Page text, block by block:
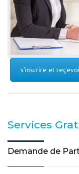
s'inscrire et
Services
Demande de